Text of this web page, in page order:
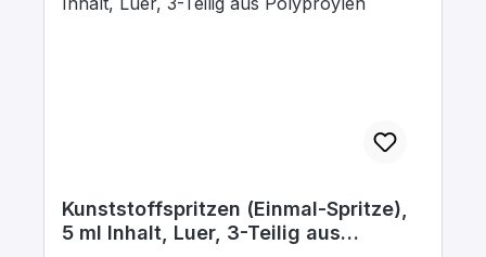
Kunststoffspritzen (Einmal-Spritze),
5 ml Inhalt, Luer, 3-Teilig aus